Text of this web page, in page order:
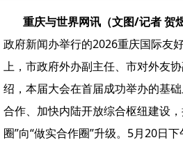
重庆与世界网讯（文图/记者 贺
政府新闻办举行的2026重庆国际友
上，市政府外办副主任、市对外友
绍，本届大会在首届成功举办的基
合作、加快内陆开放综合枢纽建设
圈”向“做实合作圈”升级。5月20日